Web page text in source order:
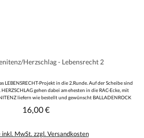
Herzschlag - Lebensrecht 2
LEBENSRECHT-Projekt in die 2.Runde. Auf der Scheibe sind
gehen dabei am ehesten in die RAC-Ecke, mit
liefern wie bestellt und gewünscht BALLADENROCK
bieten für jeden Geschmack etwas. Eine musikalische
Regulärer Preis:
16,00 €
inkl. MwSt. zzgl. Versandkosten